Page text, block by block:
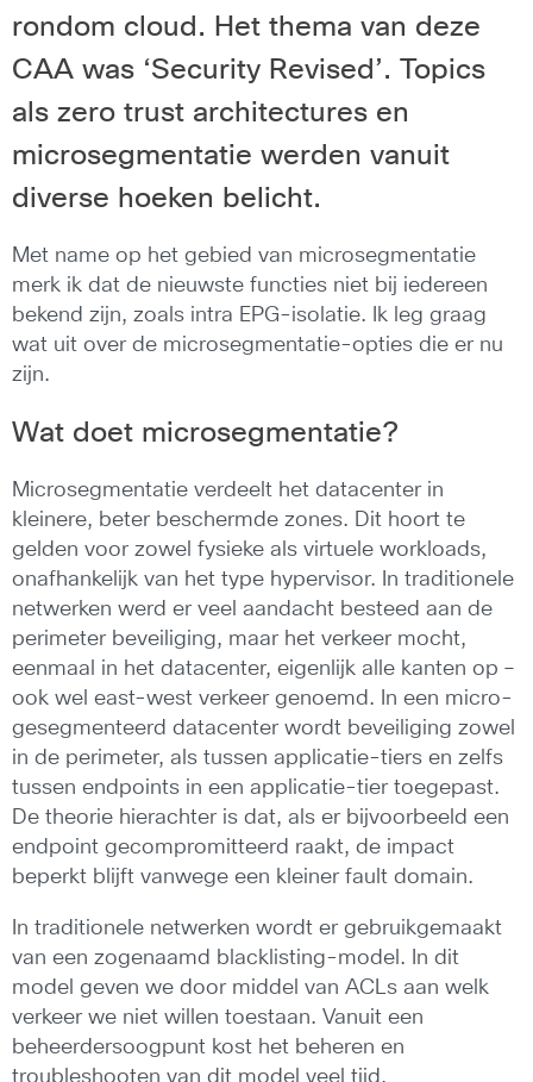
rondom cloud. Het thema van deze
CAA was ‘Security Revised’. Topics
als zero trust architectures en
microsegmentatie werden vanuit
diverse hoeken belicht.
Met name op het gebied van microsegmentatie
merk ik dat de nieuwste functies niet bij iedereen
bekend zijn, zoals intra EPG-isolatie. Ik leg graag
wat uit over de microsegmentatie-opties die er nu
zijn.
Wat doet microsegmentatie?
Microsegmentatie verdeelt het datacenter in
kleinere, beter beschermde zones. Dit hoort te
gelden voor zowel fysieke als virtuele workloads,
onafhankelijk van het type hypervisor. In traditionele
netwerken werd er veel aandacht besteed aan de
perimeter beveiliging, maar het verkeer mocht,
eenmaal in het datacenter, eigenlijk alle kanten op –
ook wel east-west verkeer genoemd. In een micro-
gesegmenteerd datacenter wordt beveiliging zowel
in de perimeter, als tussen applicatie-tiers en zelfs
tussen endpoints in een applicatie-tier toegepast.
De theorie hierachter is dat, als er bijvoorbeeld een
endpoint gecompromitteerd raakt, de impact
beperkt blijft vanwege een kleiner fault domain.
In traditionele netwerken wordt er gebruikgemaakt
van een zogenaamd blacklisting-model. In dit
model geven we door middel van ACLs aan welk
verkeer we niet willen toestaan. Vanuit een
beheerdersoogpunt kost het beheren en
troubleshooten van dit model veel tijd.